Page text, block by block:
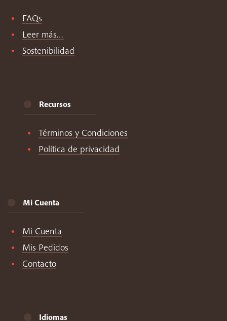
FAQs
Leer más…
Sostenibilidad
Recursos
Términos y Condiciones
Política de privacidad
Mi Cuenta
Mi Cuenta
Mis Pedidos
Contacto
Idiomas